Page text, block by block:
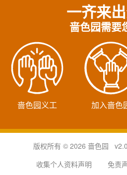
一齐来
啬色园需要
啬色园义工 加入啬色
版权所有 © 2026 啬色园
收集个人资料声明
免责